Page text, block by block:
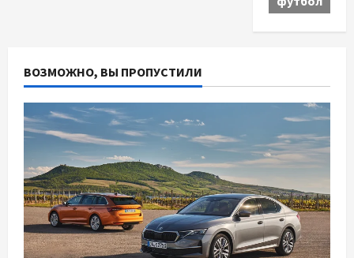
ВОЗМОЖНО, ВЫ ПРОПУСТИЛИ